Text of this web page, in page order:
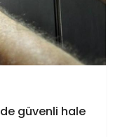
güvenli hale